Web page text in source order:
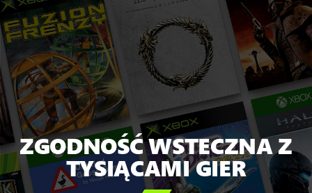
obrazów
przedstawiających
dostępne
w ramach
subskrypcji
XBOX
Game
Pass,
w tym:
Starfield,
ZGODNOŚĆ WSTECZNA Z
TYSIĄCAMI GIER